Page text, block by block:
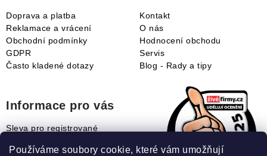
Používáme soubory cookie, které vám umožňují
Doprava a platba
Reklamace a vrácení
Obchodní podmínky
GDPR
Často kladené dotazy
Kontakt
O nás
Hodnocení obchodu
Servis
Blog - Rady a tipy
Informace pro vás
Sleva pro registrované
Jak uplatnit slevový kupón?